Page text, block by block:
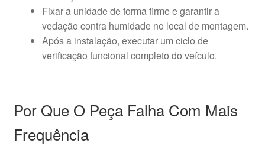
Fixar a unidade de forma firme e garantir a
vedação contra humidade no local de montagem.
Após a instalação, executar um ciclo de
verificação funcional completo do veículo.
Por Que O Peça Falha Com Mais
Frequência